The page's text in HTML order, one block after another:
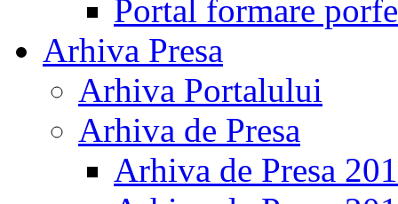
Portal formare
Arhiva Presa
Arhiva Portalului
Arhiva de Presa
Arhiva de Presa